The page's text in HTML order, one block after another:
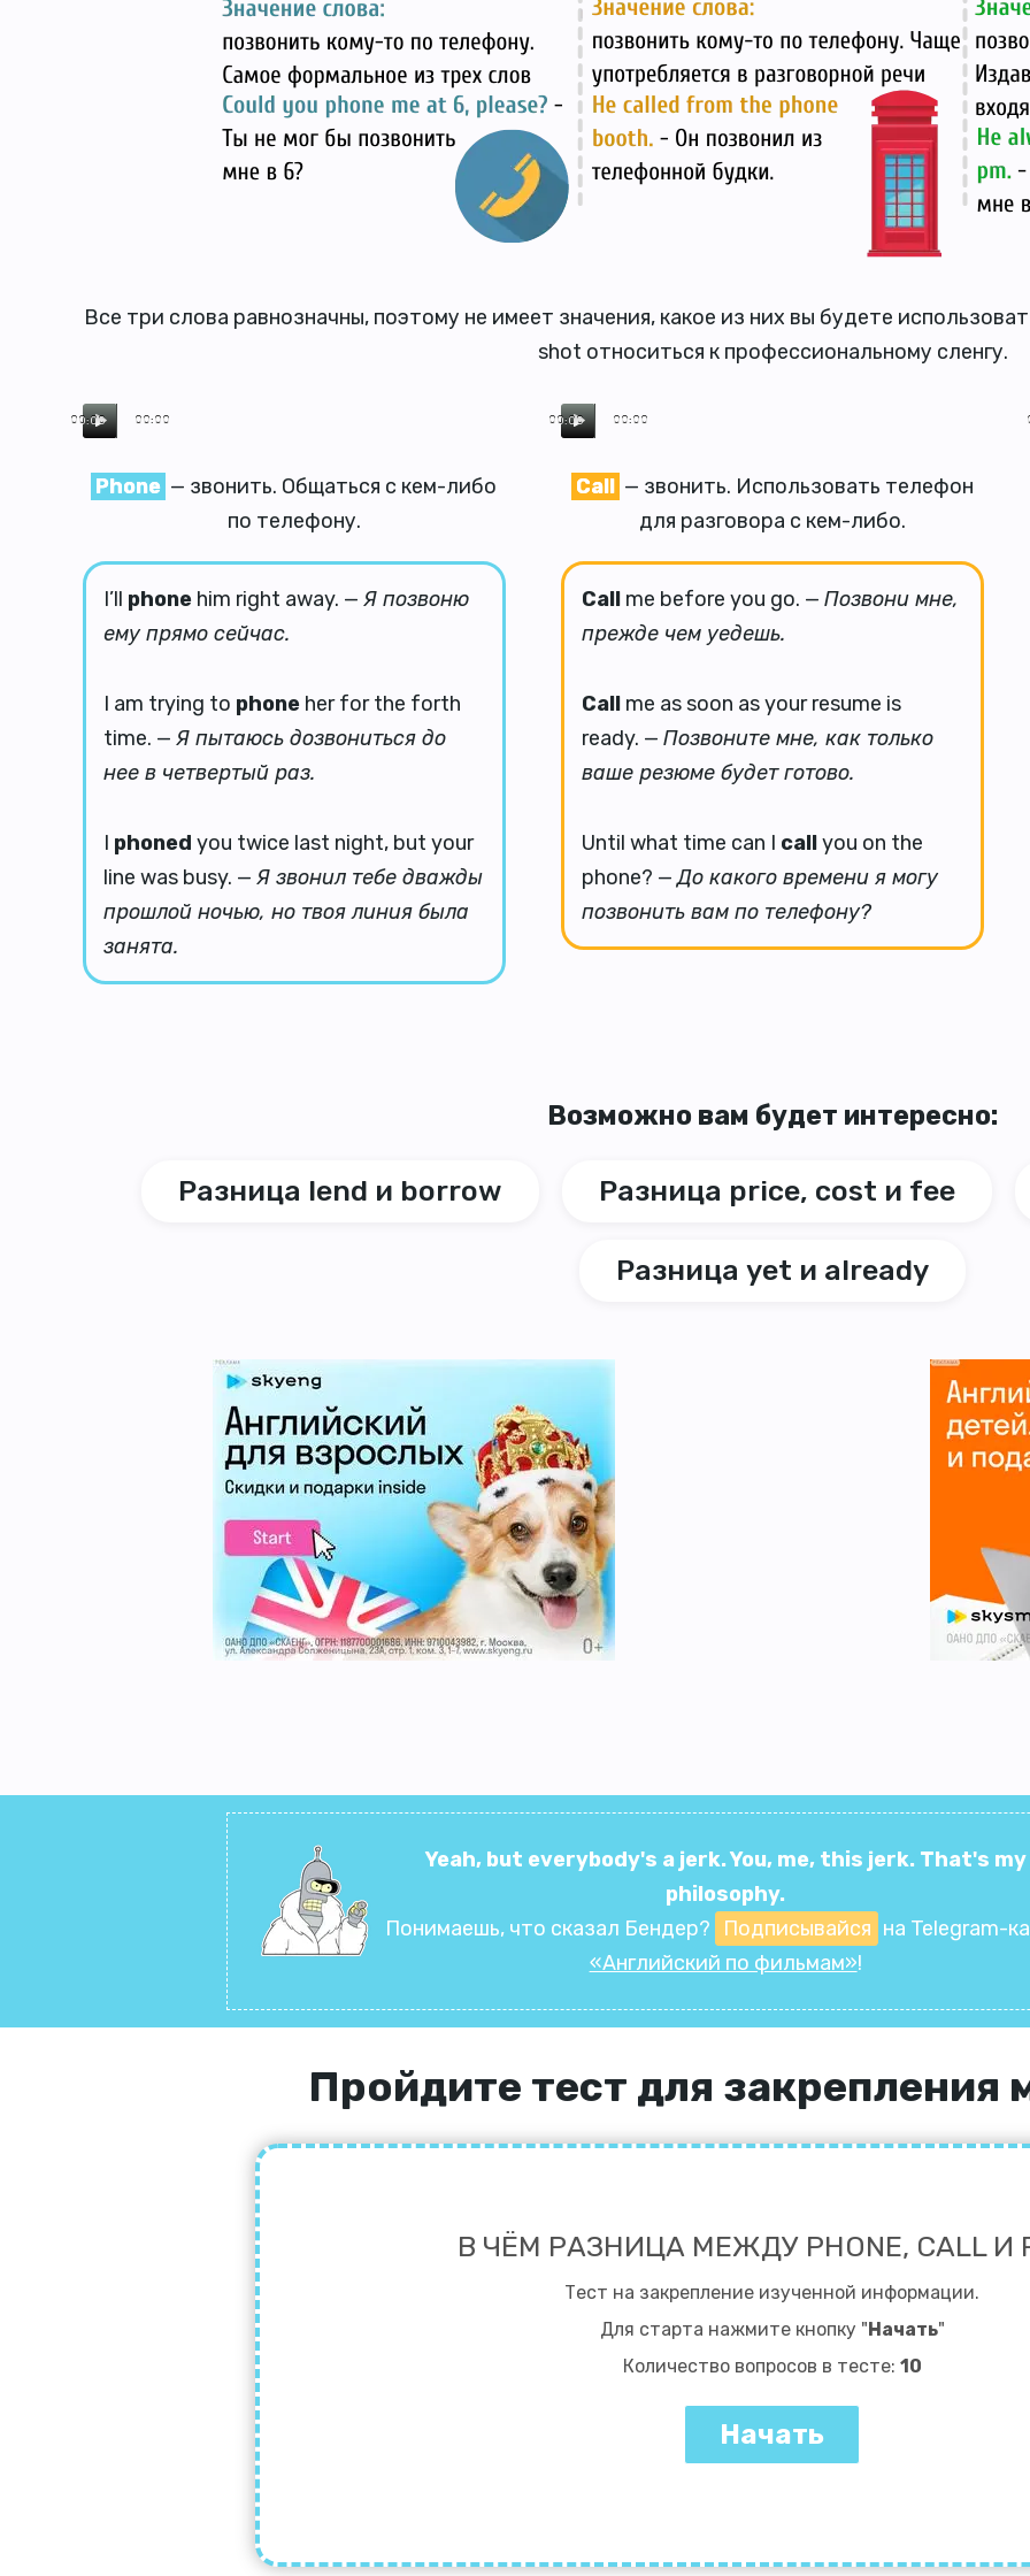
Все три слова равнозначны, поэтому не имеет значения, какое из них вы будете
shot относиться к профессиональному сленгу.
00:00
00:00
Phone — звонить. Общаться с кем-либо
по телефону.
I’ll phone him right away. — Я позвоню
ему прямо сейчас.
I am trying to phone her for the forth
time. — Я пытаюсь дозвониться до
нее в четвертый раз.
I phoned you twice last night, but your
line was busy. — Я звонил тебе дважды
прошлой ночью, но твоя линия была
занята.
00:00
00:00
Call — звонить. Использовать телефон
для разговора с кем-либо.
Callme before you go. — Позвони мне,
прежде чем уедешь.
Callme as soon as your resume is
ready. — Позвоните мне, как только
ваше резюме будет готово.
Until what time can I callyou on the
phone? —До какого времени я могу
позвонить вам по телефону?
Возможно вам будет интересно:
Разница lend и borrow Разница price, cost и fee
Разница yet и already
Yeah, but everybody's a jerk. You, me, this jerk. That's my
philosophy.
Понимаешь, что сказал Бендер?
Подписывайся на Telegram-
«Английский по фильмам»!
Пройдите тест для закрепления
В ЧЁМ РАЗНИЦА МЕЖДУ PHONE, CALL И
Тест на закрепление изученной информации.
Для старта нажмите кнопку "Начать"
Количество вопросов в тесте: 10